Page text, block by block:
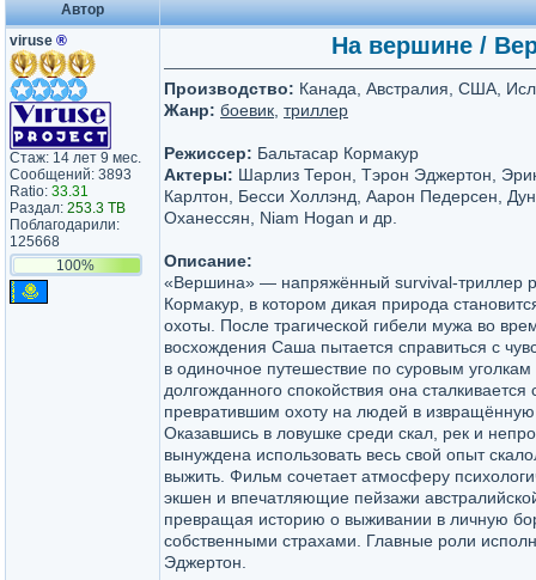
Автор
viruse ®
Стаж: 14 лет 9 мес.
Сообщений: 3893
Ratio: 33.31
Раздал: 253.3 TB
Поблагодарили:
125668
100%
На вершине /
Производство: Канада, Австралия, США,
Жанр: боевик триллер
Режиссер: Бальтасар Кормакур
Актеры: Шарлиз Терон, Тэрон Эджертон,
Карлтон, Бесси Холлэнд, Аарон Педерсен,
Оханессян, Niam Hogan и др.
Описание:
«Вершина» — напряжённый survival-триллер
Кормакур, в котором дикая природа
охоты. После трагической гибели мужа во
восхождения Саша пытается справиться с
в одиночное путешествие по суровым
долгожданного спокойствия она
превратившим охоту на людей в
Оказавшись в ловушке среди скал, рек и
вынуждена использовать весь свой опыт
выжить. Фильм сочетает атмосферу
экшен и впечатляющие пейзажи
превращая историю о выживании в личную
собственными страхами. Главные роли
Эджертон.